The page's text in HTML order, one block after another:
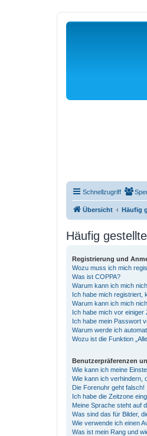
Schnellzugriff
Übersicht Häufig
Häufig
Registrierung und
Wozu muss ich mich
Was ist COPPA?
Warum kann ich mich
Ich habe mich registriert,
Warum kann ich mich
Ich habe mich vor einiger
Ich habe mein Passwort
Warum werde ich
Wozu ist die Funktion
Benutzerpräferenzen
Wie kann ich meine
Wie kann ich verhindern,
Die Forenuhr geht falsch!
Ich habe die Zeitzone
Meine Sprache steht auf
Was sind das für Bilder,
Wie verwende ich einen
Was ist mein Rang und